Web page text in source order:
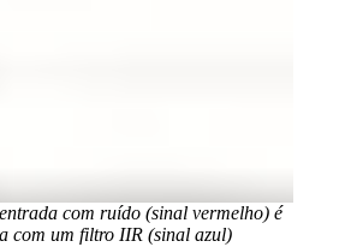
com ruído (sinal vermelho) é
com um filtro IIR (sinal azul)